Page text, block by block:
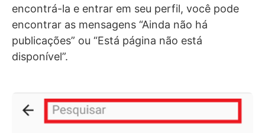
encontrá-la e entrar em seu perfil, você pode
encontrar as mensagens “Ainda não há
publicações” ou “Está página não está
disponível”.